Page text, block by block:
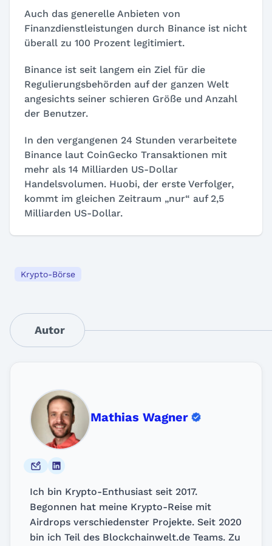
Auch das generelle Anbieten von
Finanzdienstleistungen durch Binance ist nicht
überall zu 100 Prozent legitimiert.
Binance ist seit langem ein Ziel für die
Regulierungsbehörden auf der ganzen Welt
angesichts seiner schieren Größe und Anzahl
der Benutzer.
In den vergangenen 24 Stunden verarbeitete
Binance laut CoinGecko Transaktionen mit
mehr als 14 Milliarden US-Dollar
Handelsvolumen. Huobi, der erste Verfolger,
kommt im gleichen Zeitraum „nur“ auf 2,5
Milliarden US-Dollar.
Krypto-Börse
Autor
Mathias Wagner
Ich bin Krypto-Enthusiast seit 2017.
Begonnen hat meine Krypto-Reise mit
Airdrops verschiedenster Projekte. Seit 2020
bin ich Teil des Blockchainwelt.de Teams. Zu